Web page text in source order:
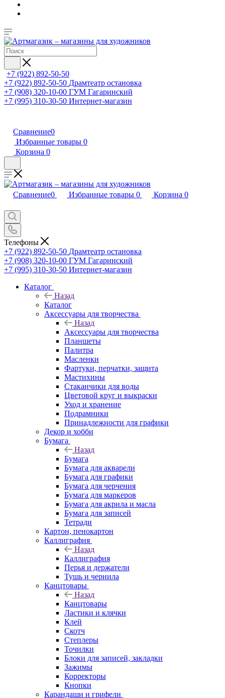
+7 (922) 892-50-50
+7 (922) 892-50-50 Драмтеатр остановка
+7 (908) 320-10-00 ГУМ Гагаринский
+7 (995) 310-30-50 Интернет-магазин
Сравнение0
Избранные товары 0
Корзина 0
Сравнение0 Избранные товары 0 Корзина 0
Телефоны
+7 (922) 892-50-50 Драмтеатр остановка
+7 (908) 320-10-00 ГУМ Гагаринский
+7 (995) 310-30-50 Интернет-магазин
Каталог
Назад
Каталог
Аксессуары для творчества
Назад
Аксессуары для творчества
Планшеты
Палитра
Масленки
Фартуки, перчатки, защита
Мастихины
Стаканчики для воды
Цветовой круг и выкраски
Уход и хранение
Подрамники
Принадлежности для графики
Декор и хобби
Бумага
Назад
Бумага
Бумага для акварели
Бумага для графики
Бумага для черчения
Бумага для маркеров
Бумага для акрила и масла
Бумага для записей
Тетради
Картон, пенокартон
Каллиграфия
Назад
Каллиграфия
Перья и держатели
Тушь и чернила
Канцтовары
Назад
Канцтовары
Ластики и клячки
Клей
Скотч
Степлеры
Точилки
Блоки для записей, закладки
Зажимы
Корректоры
Кнопки
Карандаши и грифели